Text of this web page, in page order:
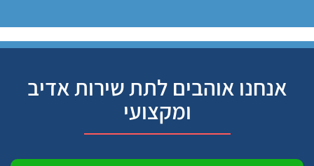
אנחנו אוהבים לתת שירות אדיב
ומקצועי